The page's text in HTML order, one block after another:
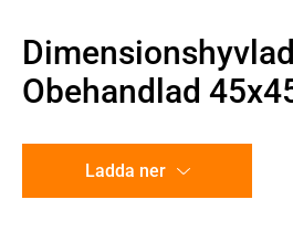
Obehandlad
Ladda ner